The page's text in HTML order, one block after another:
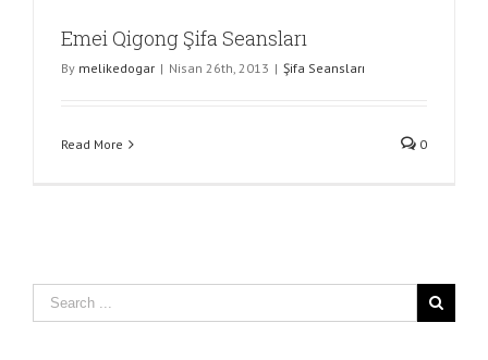
Emei Qigong Şifa Seansları
By melikedogar | Nisan 26th, 2013 | Şifa Seansları
Read More 0